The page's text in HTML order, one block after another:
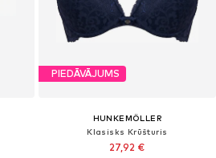
PIEDĀVĀJUMS
HUNKEMÖLLER
Klasisks Krūšturis
27,92 €